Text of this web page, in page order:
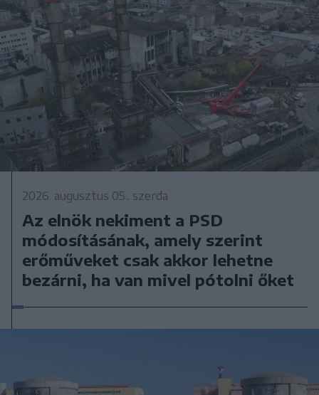
2026. augusztus 05., szerda
Az elnök nekiment a PSD
módosításának, amely szerint
erőműveket csak akkor lehetne
bezárni, ha van mivel pótolni őket